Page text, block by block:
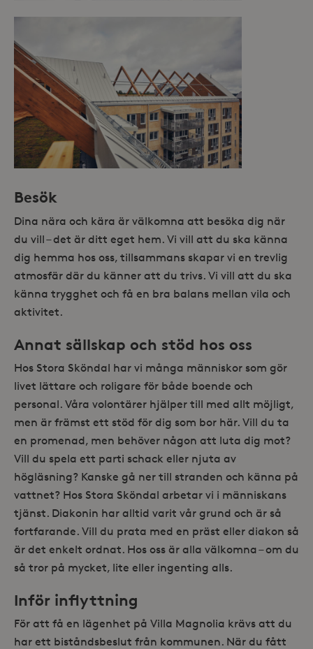
Besök
Dina nära och kära är välkomna att besöka dig när
du vill – det är ditt eget hem. Vi vill att du ska känna
dig hemma hos oss, tillsammans skapar vi en trevlig
atmosfär där du känner att du trivs. Vi vill att du ska
känna trygghet och få en bra balans mellan vila och
aktivitet.
Annat sällskap och stöd hos oss
Hos Stora Sköndal har vi många människor som gör
livet lättare och roligare för både boende och
personal. Våra volontärer hjälper till med allt möjligt,
men är främst ett stöd för dig som bor här. Vill du ta
en promenad, men behöver någon att luta dig mot?
Vill du spela ett parti schack eller njuta av
högläsning? Kanske gå ner till stranden och känna på
vattnet? Hos Stora Sköndal arbetar vi i människans
tjänst. Diakonin har alltid varit vår grund och är så
fortfarande. Vill du prata med en präst eller diakon så
är det enkelt ordnat. Hos oss är alla välkomna – om du
så tror på mycket, lite eller ingenting alls.
Inför inflyttning
För att få en lägenhet på Villa Magnolia krävs att du
har ett biståndsbeslut från kommunen. När du fått